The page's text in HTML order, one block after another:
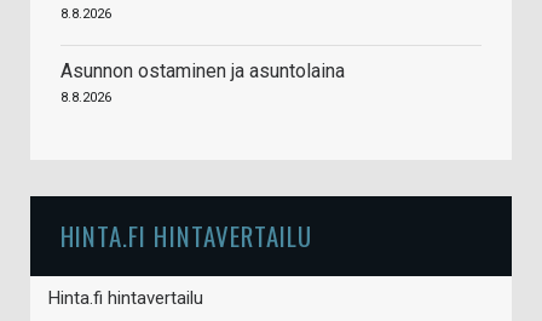
8.8.2026
Asunnon ostaminen ja asuntolaina
8.8.2026
HINTA.FI HINTAVERTAILU
Hinta.fi hintavertailu